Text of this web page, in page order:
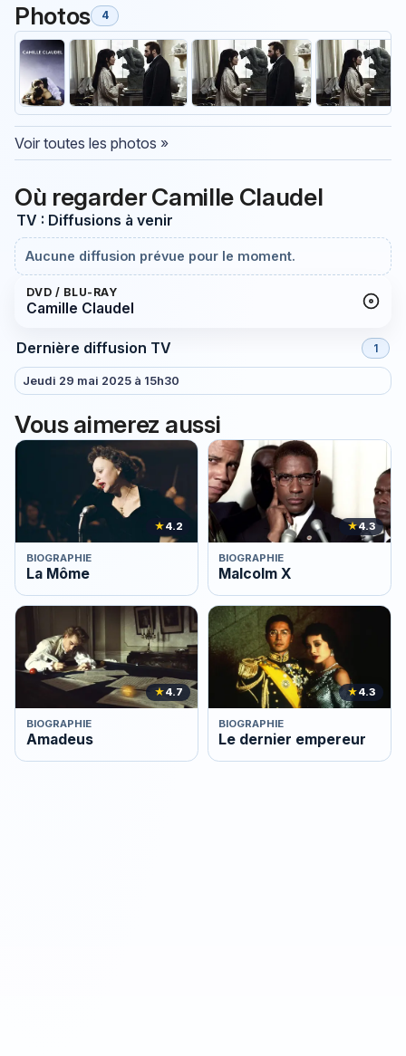
Photos 4
Voir toutes les photos »
Où regarder Camille Claudel
TV : Diffusions à venir
Aucune diffusion prévue pour le moment.
DVD / BLU-RAY
Camille Claudel
Dernière diffusion TV 1
Jeudi 29 mai 2025 à 15h30
Vous aimerez aussi
★4.2
BIOGRAPHIE
La Môme
★4.3
BIOGRAPHIE
Malcolm X
★4.7
BIOGRAPHIE
Amadeus
★4.3
BIOGRAPHIE
Le dernier empereur